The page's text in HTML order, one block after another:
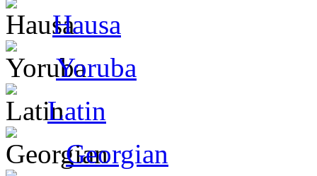
Hausa
Yoruba
Latin
Georgian